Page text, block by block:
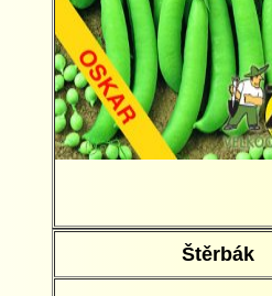
Štěrbák